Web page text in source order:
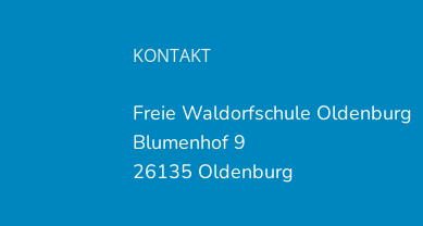
KONTAKT
Freie Waldorfschule Oldenburg
Blumenhof 9
26135 Oldenburg